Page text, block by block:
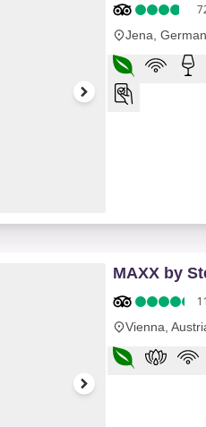
Jena,
MAXX by
Vienna,